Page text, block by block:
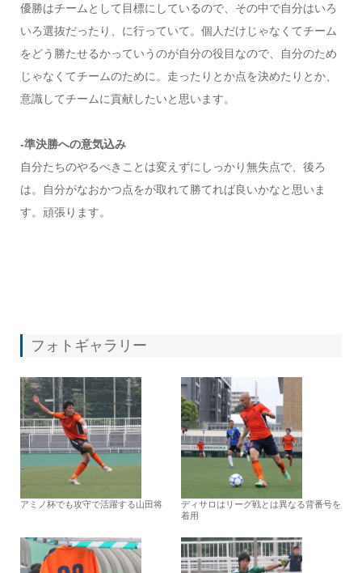
優勝はチームとして目標にしているので、その中で自分はいろ
いろ選抜だったり、に行っていて。個人だけじゃなくてチーム
をどう勝たせるかっていうのが自分の役目なので、自分のため
じゃなくてチームのために。走ったりとか点を決めたりとか、
意識してチームに貢献したいと思います。
-準決勝への意気込み
自分たちのやるべきことは変えずにしっかり無失点で、後ろ
は。自分がなおかつ点をが取れて勝てれば良いかなと思いま
す。頑張ります。
フォトギャラリー
アミノ杯でも攻守で活躍する山田将
ディサロはリーグ戦とは異なる背番号を
着用